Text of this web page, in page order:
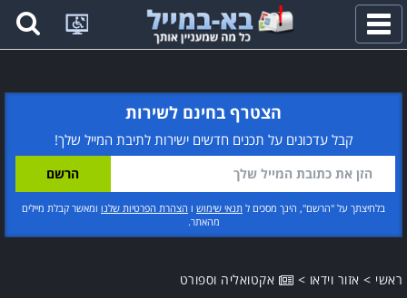
פתח
תפריט
הצטרף בחינם לשירות
קבל עדכונים על תכנים חדשים ישירות לתיבת המייל שלך!
בלחיצתך על "הרשם", הינך מסכים ל תנאי שימוש ו הצהרת הפרטיות שלנו ומאשר קבלת מיילים
מהאתר.
ראשי > אזור וידאו > אקטואליה וספורט